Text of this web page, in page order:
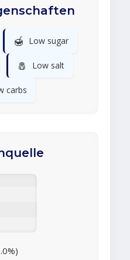
🍯 Low sugar
🧂 Low salt
carbs